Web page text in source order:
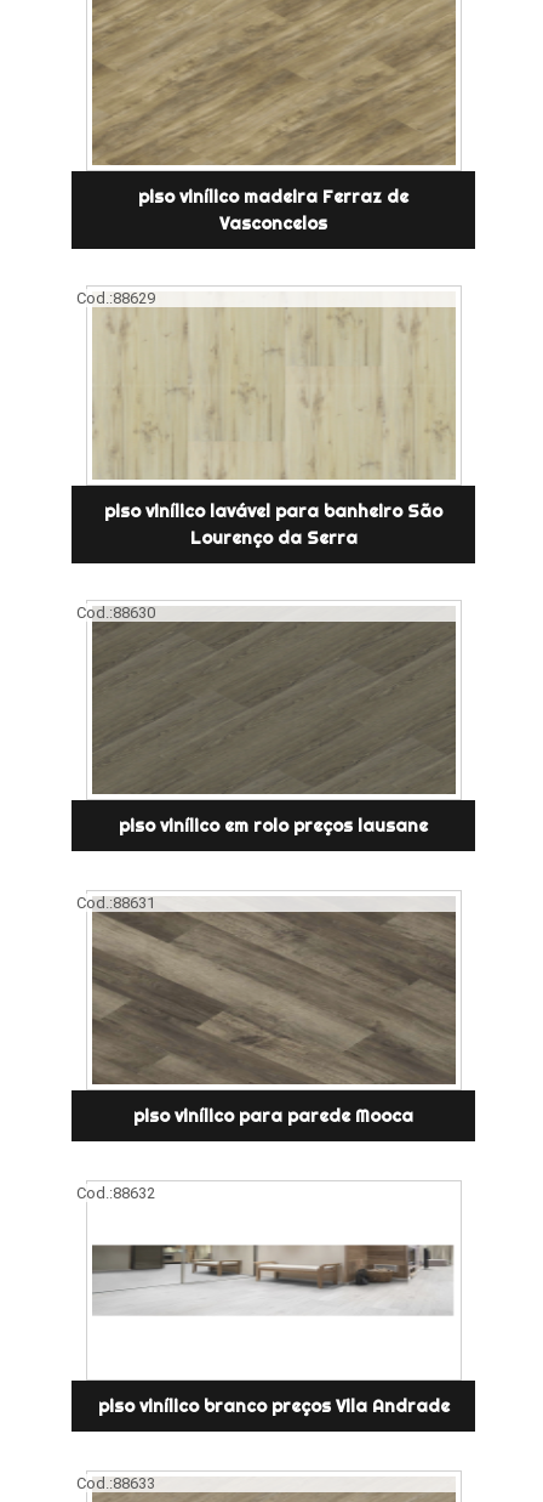
piso vinílico madeira Ferraz de
Vasconcelos
Cod.:88629
piso vinílico lavável para banheiro São
Lourenço da Serra
Cod.:88630
piso vinílico em rolo preços lausane
Cod.:88631
piso vinílico para parede Mooca
Cod.:88632
piso vinílico branco preços Vila Andrade
Cod.:88633